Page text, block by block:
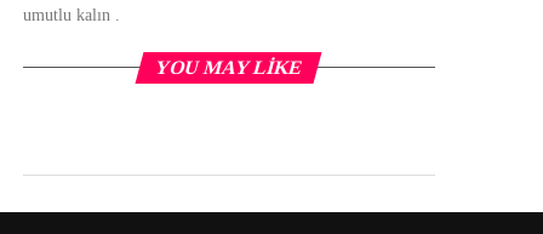
umutlu kalın .
YOU MAY LIKE